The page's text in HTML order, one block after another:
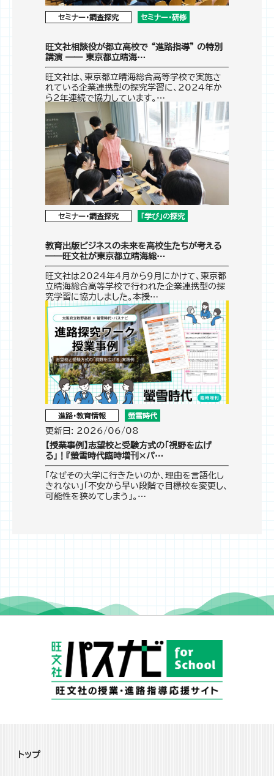
セミナー・調査探究 セミナー・研修
旺文社相談役が都立高校で “進路指導” の特別
講演 ―― 東京都立晴海…
旺文社は、東京都立晴海総合高等学校で実施さ
れている企業連携型の探究学習に、2024年か
ら2年連続で協力しています。…
セミナー・調査探究 「学び」の探究
教育出版ビジネスの未来を高校生たちが考える
――旺文社が東京都立晴海総…
旺文社は2024年4月から9月にかけて、東京都
立晴海総合高等学校で行われた企業連携型の探
究学習に協力しました。本授…
進路・教育情報 螢雪時代
更新日: 2026/06/08
【授業事例】志望校と受験方式の「視野を広げ
る」！『螢雪時代臨時増刊×パ…
「なぜその大学に行きたいのか、理由を言語化し
きれない」「不安から早い段階で目標校を変更し、
可能性を狭めてしまう」。…
トップ